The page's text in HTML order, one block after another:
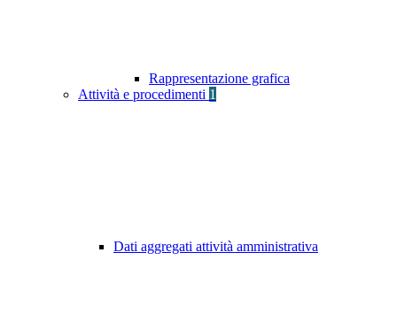
Rappresentazione grafica
Attività e procedimenti 1
Dati aggregati attività amministrativa